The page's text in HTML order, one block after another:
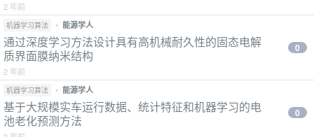
2 年前
机器学习算法 • 能源学人
通过深度学习方法设计具有高机械耐久性的固态电解
质界面膜纳米结构
2 年前
0
机器学习算法 • 能源学人
基于大规模实车运行数据、统计特征和机器学习的电
池老化预测方法
0